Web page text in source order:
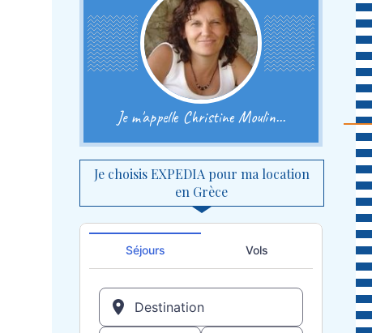
Je m'appelle Christine Moulin...
Je choisis EXPEDIA pour ma location
en Grèce